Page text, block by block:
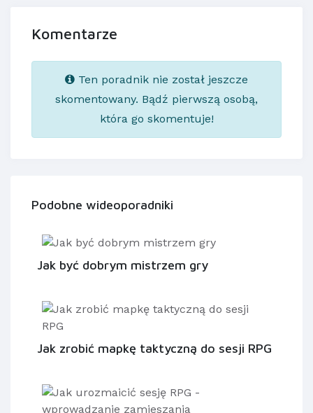
Komentarze
Ten poradnik nie został jeszcze
skomentowany. Bądź pierwszą osobą,
która go skomentuje!
Podobne wideoporadniki
Jak być dobrym mistrzem gry
Jak zrobić mapkę taktyczną do sesji RPG